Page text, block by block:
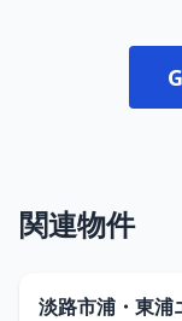
関連物件
淡路市浦・東浦